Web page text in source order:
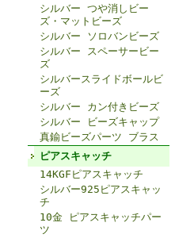
シルバー つや消しビー
ズ・マットビーズ
シルバー ソロバンビーズ
シルバー スペーサービー
ズ
シルバースライドボールビ
ーズ
シルバー カン付きビーズ
シルバー ビーズキャップ
真鍮ビーズパーツ ブラス
ピアスキャッチ
14KGFピアスキャッチ
シルバー925ピアスキャッ
チ
10金 ピアスキャッチパー
ツ